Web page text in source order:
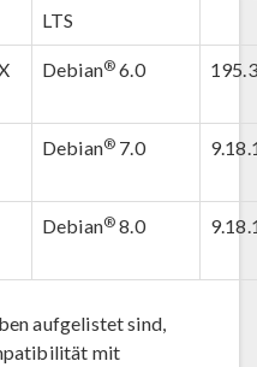
LTS
Debian® 6.0
Debian® 7.0
Debian® 8.0
aufgelistet sind,
mit